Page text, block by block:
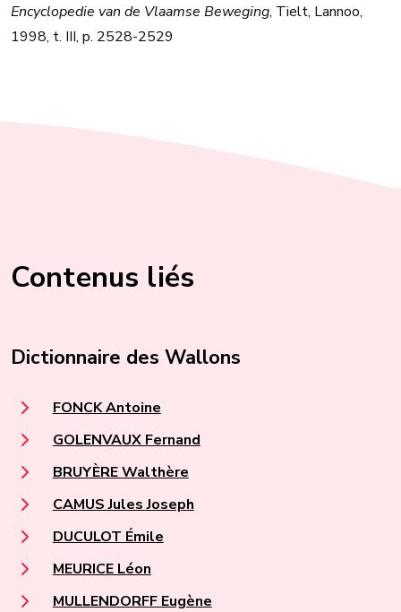
Encyclopedie van de Vlaamse Beweging, Tielt, Lannoo,
1998, t. III, p. 2528-2529
Contenus liés
Dictionnaire des Wallons
FONCK Antoine
GOLENVAUX Fernand
BRUYÈRE Walthère
CAMUS Jules Joseph
DUCULOT Émile
MEURICE Léon
MULLENDORFF Eugène